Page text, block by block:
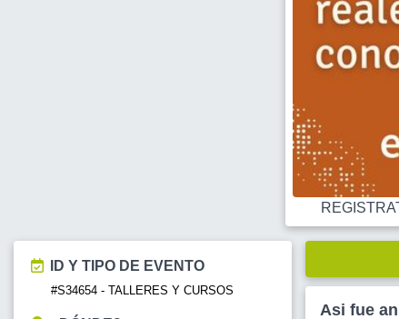
ID Y TIPO DE EVENTO
#S34654 - TALLERES Y CURSOS
Asi fue